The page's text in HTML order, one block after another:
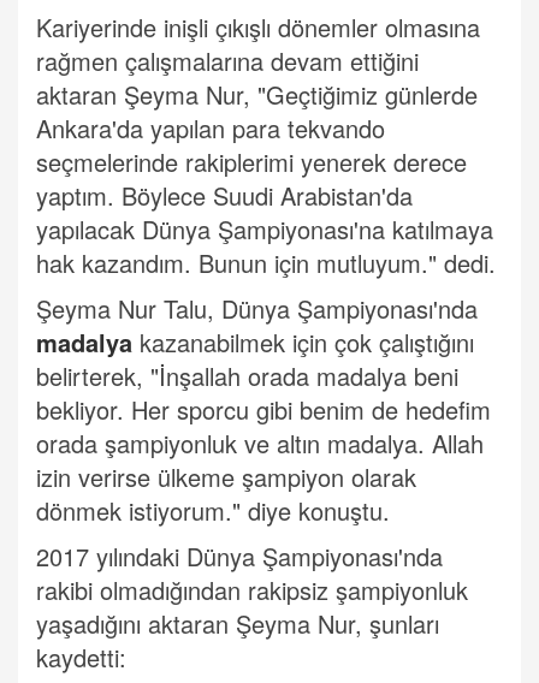
Kariyerinde inişli çıkışlı dönemler olmasına
rağmen çalışmalarına devam ettiğini
aktaran Şeyma Nur, "Geçtiğimiz günlerde
Ankara'da yapılan para tekvando
seçmelerinde rakiplerimi yenerek derece
yaptım. Böylece Suudi Arabistan'da
yapılacak Dünya Şampiyonası'na katılmaya
hak kazandım. Bunun için mutluyum." dedi.
Şeyma Nur Talu, Dünya Şampiyonası'nda
madalya kazanabilmek için çok çalıştığını
belirterek, "İnşallah orada madalya beni
bekliyor. Her sporcu gibi benim de hedefim
orada şampiyonluk ve altın madalya. Allah
izin verirse ülkeme şampiyon olarak
dönmek istiyorum." diye konuştu.
2017 yılındaki Dünya Şampiyonası'nda
rakibi olmadığından rakipsiz şampiyonluk
yaşadığını aktaran Şeyma Nur, şunları
kaydetti: